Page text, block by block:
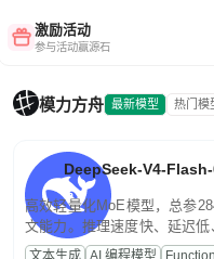
激励活动
参与活动赢源石
模力方舟 最新模型 热门模
DeepSeek-V4-
高效轻量化MoE模型，总参
文能力。推理速度快、延迟
高并发、轻量化任务，适合日
文本生成 AI 编程模型